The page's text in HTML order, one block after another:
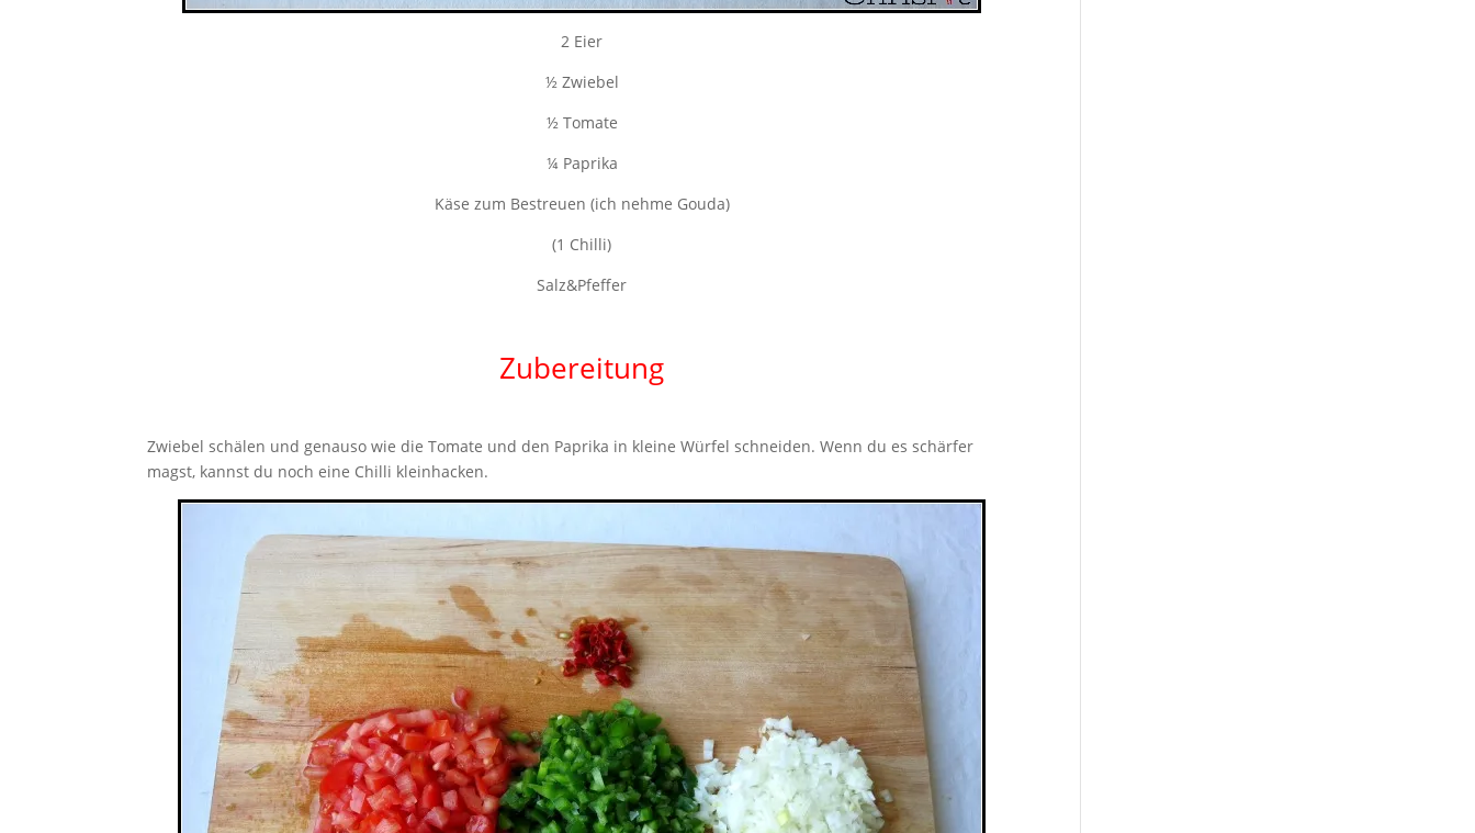
2 Eier
½ Zwiebel
½ Tomate
¼ Paprika
Käse zum Bestreuen (ich nehme Gouda)
(1 Chilli)
Salz&Pfeffer
Zubereitung
Zwiebel schälen und genauso wie die Tomate und den Paprika in kleine Würfel schneiden. Wenn du es schärfer
magst, kannst du noch eine Chilli kleinhacken.